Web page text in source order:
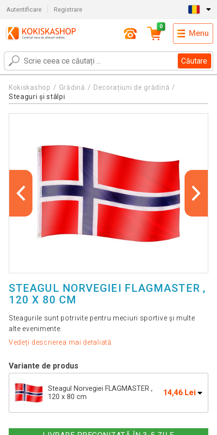
Autentificare Registrare
Căutare
0
Menu
Kokiskashop Grădină
Decorațiuni de grădină
Steaguri și stâlpi
STEAGUL NORVEGIEI FLAGMASTER ,
120 X 80 CM
Steagurile sunt potrivite pentru meciuri sportive și multe
alte evenimente.
Vedeți descrierea mai detaliată
Variante de produs
Steagul Norvegiei FLAGMASTER ,
120 x 80 cm
14,46 Lei
80 cm